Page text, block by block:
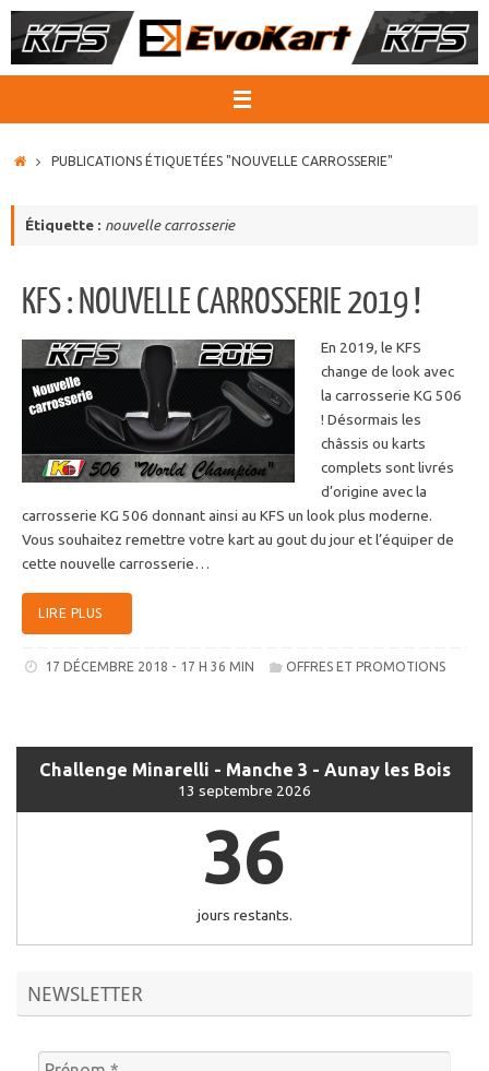
Passer
au
ACCUEIL
PUBLICATIONS ÉTIQUETÉES "NOUVELLE CARROSSERIE"
Étiquette : nouvelle carrosserie
KFS : NOUVELLE CARROSSERIE 2019 !
En 2019, le KFS
change de look avec
la carrosserie KG 506
! Désormais les
châssis ou karts
complets sont livrés
d’origine avec la
carrosserie KG 506 donnant ainsi au KFS un look plus moderne.
Vous souhaitez remettre votre kart au gout du jour et l’équiper de
cette nouvelle carrosserie…
LIRE PLUS
17 DÉCEMBRE 2018 - 17 H 36 MIN OFFRES ET PROMOTIONS
Challenge Minarelli - Manche 3 - Aunay les Bois
13 septembre 2026
36
jours restants.
NEWSLETTER